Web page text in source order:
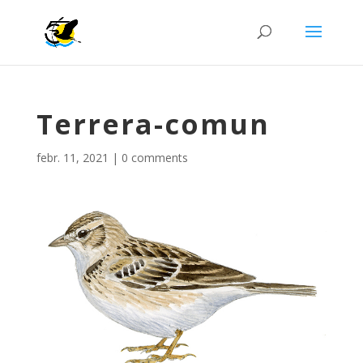
Terrera-comun
febr. 11, 2021 | 0 comments